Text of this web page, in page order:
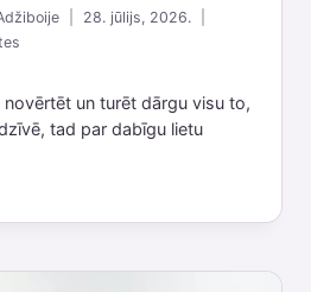
28. jūlijs, 2026.
un turēt dārgu visu to,
tad par dabīgu lietu